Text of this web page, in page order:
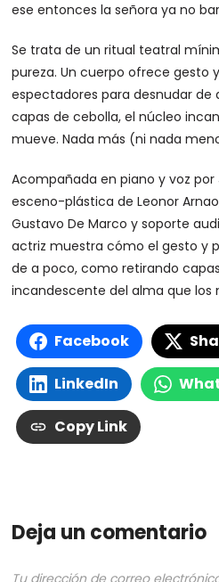
ese entonces la señora ya no
Se trata de un ritual teatral
pureza. Un cuerpo ofrece gesto
espectadores para desnudar
capas de cebolla, el núcleo
mueve. Nada más (ni nada
Acompañada en piano y voz por
esceno-plástica de Leonor
Gustavo De Marco y soporte
actriz muestra cómo el gesto y
de a poco, como retirando
incandescente del alma que los
Facebook
LinkedIn
Copy Link
Deja un comentario